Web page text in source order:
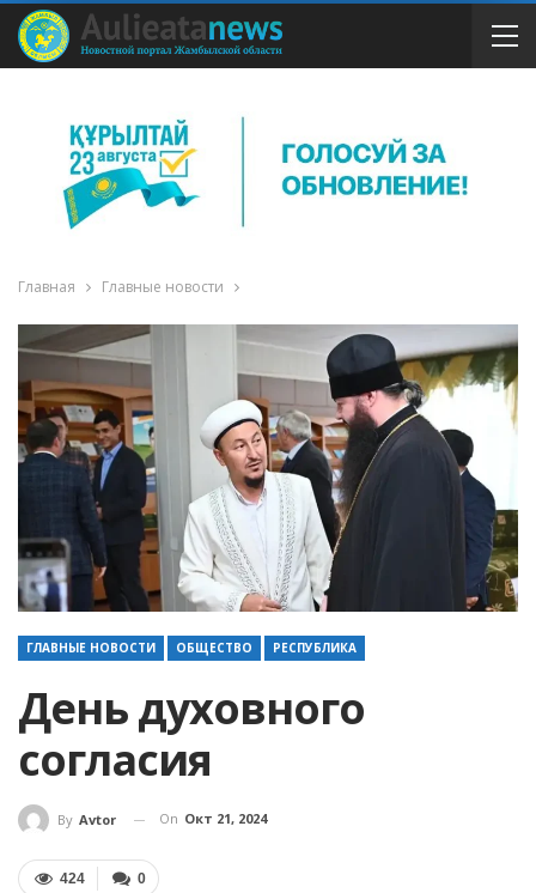
Главная Главные новости
ГЛАВНЫЕ НОВОСТИ ОБЩЕСТВО РЕСПУБЛИКА
День духовного
согласия
By Avtor On Окт 21, 2024
0
424